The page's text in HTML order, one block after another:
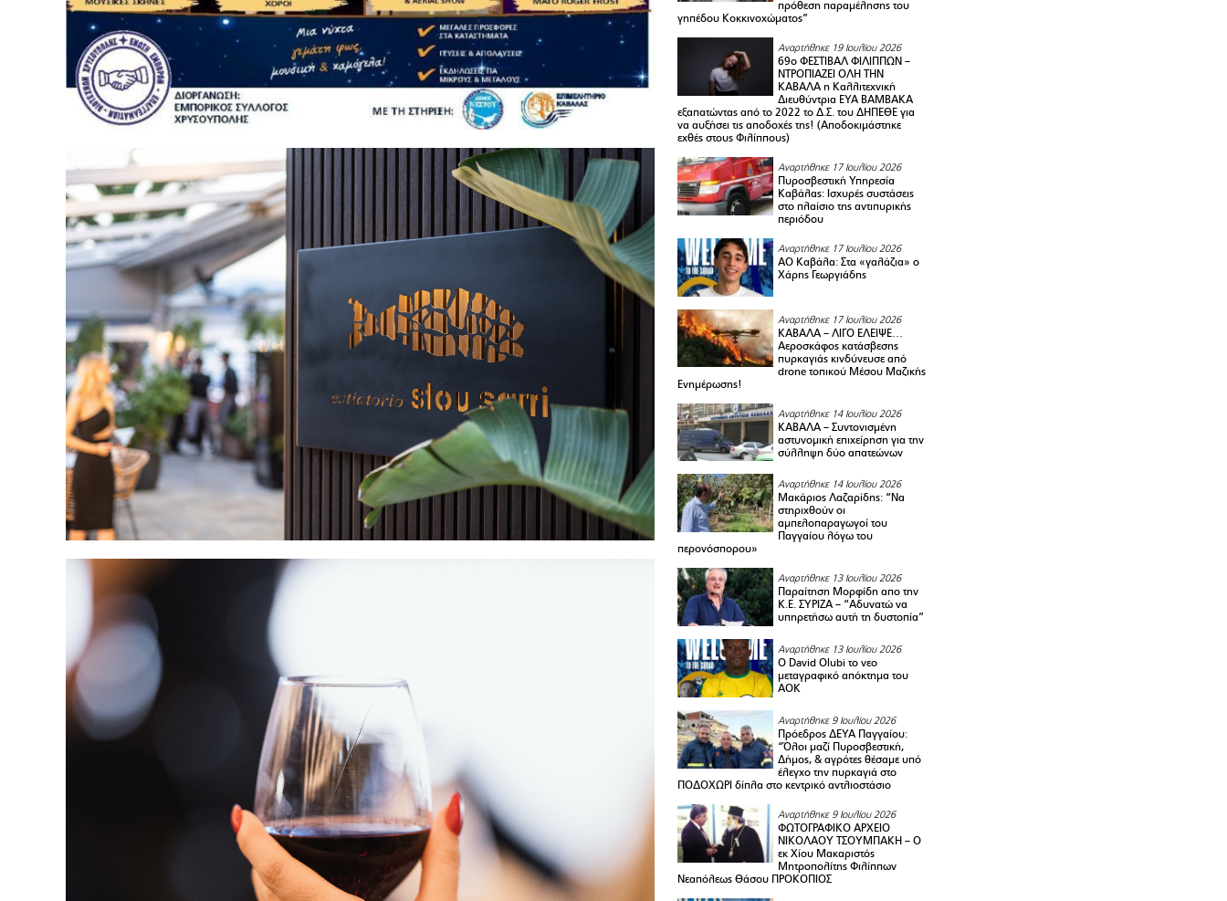
πρόθεση παραμέλησης του
γηπέδου Κοκκινοχώματος”
Αναρτήθηκε 19 Ιουλίου 2026
69ο ΦΕΣΤΙΒΑΛ ΦΙΛΙΠΠΩΝ –
ΝΤΡΟΠΙΑΖΕΙ ΟΛΗ ΤΗΝ
ΚΑΒΑΛΑ η Καλλιτεχνική
Διευθύντρια ΕΥΑ ΒΑΜΒΑΚΑ
εξαπατώντας από το 2022 το Δ.Σ. του ΔΗΠΕΘΕ για
να αυξήσει τις αποδοχές της! (Αποδοκιμάστηκε
εχθές στους Φιλίππους)
Αναρτήθηκε 17 Ιουλίου 2026
Πυροσβεστική Υπηρεσία
Καβάλας: Ισχυρές συστάσεις
στο πλαίσιο της αντιπυρικής
περιόδου
Αναρτήθηκε 17 Ιουλίου 2026
ΑΟ Καβάλα: Στα «γαλάζια» ο
Χάρης Γεωργιάδης
Αναρτήθηκε 17 Ιουλίου 2026
ΚΑΒΑΛΑ – ΛΙΓΟ ΕΛΕΙΨΕ…
Αεροσκάφος κατάσβεσης
πυρκαγιάς κινδύνευσε από
drone τοπικού Μέσου Μαζικής
Ενημέρωσης!
Αναρτήθηκε 14 Ιουλίου 2026
ΚΑΒΑΛΑ – Συντονισμένη
αστυνομική επιχείρηση για την
σύλληψη δύο απατεώνων
Αναρτήθηκε 14 Ιουλίου 2026
Μακάριος Λαζαρίδης: “Να
στηριχθούν οι
αμπελοπαραγωγοί του
Παγγαίου λόγω του
περονόσπορου»
Αναρτήθηκε 13 Ιουλίου 2026
Παραίτηση Μορφίδη απο την
Κ.Ε. ΣΥΡΙΖΑ – “Αδυνατώ να
υπηρετήσω αυτή τη δυστοπία”
Αναρτήθηκε 13 Ιουλίου 2026
Ο David Olubi το νεο
μεταγραφικό απόκτημα του
ΑΟΚ
Αναρτήθηκε 9 Ιουλίου 2026
Πρόεδρος ΔΕΥΑ Παγγαίου:
“Όλοι μαζί Πυροσβεστική,
Δήμος, & αγρότες θέσαμε υπό
έλεγχο την πυρκαγιά στο
ΠΟΔΟΧΩΡΙ δίπλα στο κεντρικό αντλιοστάσιο
Αναρτήθηκε 9 Ιουλίου 2026
ΦΩΤΟΓΡΑΦΙΚΟ ΑΡΧΕΙΟ
ΝΙΚΟΛΑΟΥ ΤΣΟΥΜΠΑΚΗ – Ο
εκ Χίου Μακαριστός
Μητροπολίτης Φιλίππων
Νεαπόλεως Θάσου ΠΡΟΚΟΠΙΟΣ